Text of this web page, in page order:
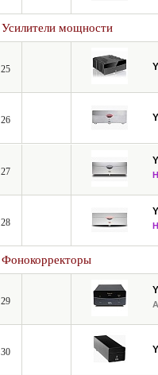
Усилители мощности
25
26
27
28
Фонокорректоры
29
30